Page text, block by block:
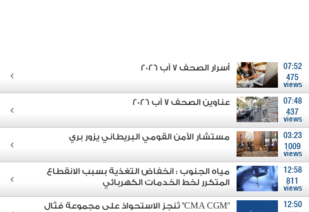
07:52
475
views
أسرار الصحف 7 آب 2026
07:48
437
views
عناوين الصحف 7 آب 2026
03:23
1009
views
مستشار الأمن القومي البريطاني يزور بري
12:58
811
views
مياه الجنوب : انخفاض التغذية بسبب الانقطاع
المتكرر لخط الخدمات الكهربائي
12:50
"CMA CGM" تُنجز الاستحواذ على مجموعة فتّال